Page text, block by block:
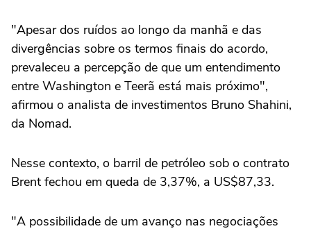
"Apesar dos ruídos ao longo da manhã e das
divergências sobre os termos finais do acordo,
prevaleceu a percepção de que um entendimento
entre Washington e Teerã ‌está mais próximo",
afirmou o analista de investimentos Bruno Shahini,
da Nomad.
Nesse contexto, o barril de petróleo sob o contrato
Brent fechou em queda de 3,37%, a US$87,33.
"A possibilidade de um avanço nas ‌negociações